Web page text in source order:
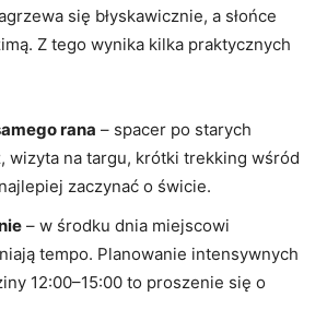
się błyskawicznie, a słońce
Z tego wynika kilka praktycznych
rana – spacer po starych
wizyta na targu, krótki trekking wśród
zaczynać o świcie.
– w środku dnia miejscowi
tempo. Planowanie intensywnych
12:00–15:00 to proszenie się o